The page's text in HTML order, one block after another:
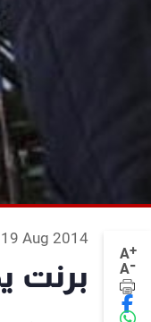
A+
A-
19 Aug 2014
برنت